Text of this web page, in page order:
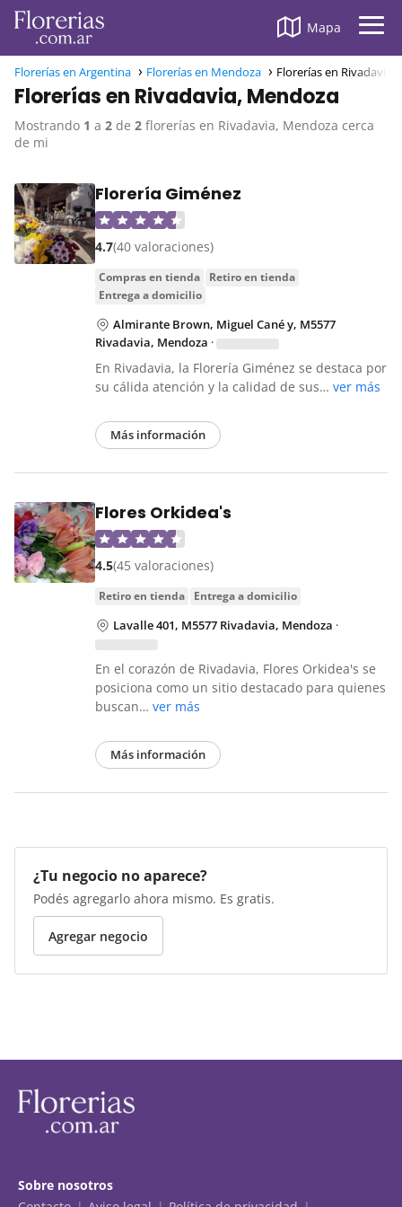
Mapa
Florerías en Argentina Florerías en Mendoza Florerías en Rivadavia,
Florerías en Rivadavia, Mendoza
Mostrando 1 a 2 de 2 florerías en Rivadavia, Mendoza cerca
de mi
Florería Giménez
4.7(40 valoraciones)
compras en tienda
retiro en tienda
entrega a domicilio
Almirante Brown, Miguel Cané y, M5577
Rivadavia, Mendoza ·
En Rivadavia, la Florería Giménez se destaca por
su cálida atención y la calidad de sus… ver más
Más información
Flores Orkidea's
4.5(45 valoraciones)
retiro en tienda entrega a domicilio
Lavalle 401, M5577 Rivadavia, Mendoza ·
En el corazón de Rivadavia, Flores Orkidea's se
posiciona como un sitio destacado para quienes
buscan… ver más
Más información
¿Tu negocio no aparece?
Podés agregarlo ahora mismo. Es gratis.
Agregar negocio
Sobre nosotros